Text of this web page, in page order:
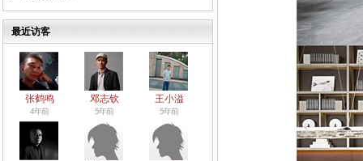
最近访客
张鹤鸣
4年前
邓志钦
5年前
王小溢
5年前